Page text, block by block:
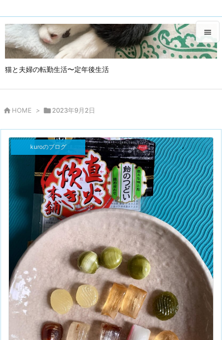
猫と夫婦の転勤生活〜定年後生活


サイド
 HOME > 2023年9月2日
kuroのブログ